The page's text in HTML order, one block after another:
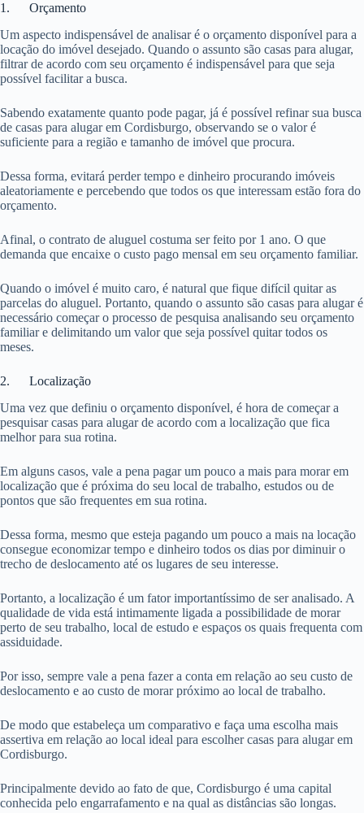
1. Orçamento
Um aspecto indispensável de analisar é o orçamento disponível para a
locação do imóvel desejado. Quando o assunto são casas para alugar,
filtrar de acordo com seu orçamento é indispensável para que seja
possível facilitar a busca.
Sabendo exatamente quanto pode pagar, já é possível refinar sua busca
de casas para alugar em Cordisburgo, observando se o valor é
suficiente para a região e tamanho de imóvel que procura.
Dessa forma, evitará perder tempo e dinheiro procurando imóveis
aleatoriamente e percebendo que todos os que interessam estão fora do
orçamento.
Afinal, o contrato de aluguel costuma ser feito por 1 ano. O que
demanda que encaixe o custo pago mensal em seu orçamento familiar.
Quando o imóvel é muito caro, é natural que fique difícil quitar as
parcelas do aluguel. Portanto, quando o assunto são casas para alugar é
necessário começar o processo de pesquisa analisando seu orçamento
familiar e delimitando um valor que seja possível quitar todos os
meses.
2. Localização
Uma vez que definiu o orçamento disponível, é hora de começar a
pesquisar casas para alugar de acordo com a localização que fica
melhor para sua rotina.
Em alguns casos, vale a pena pagar um pouco a mais para morar em
localização que é próxima do seu local de trabalho, estudos ou de
pontos que são frequentes em sua rotina.
Dessa forma, mesmo que esteja pagando um pouco a mais na locação
consegue economizar tempo e dinheiro todos os dias por diminuir o
trecho de deslocamento até os lugares de seu interesse.
Portanto, a localização é um fator importantíssimo de ser analisado. A
qualidade de vida está intimamente ligada a possibilidade de morar
perto de seu trabalho, local de estudo e espaços os quais frequenta com
assiduidade.
Por isso, sempre vale a pena fazer a conta em relação ao seu custo de
deslocamento e ao custo de morar próximo ao local de trabalho.
De modo que estabeleça um comparativo e faça uma escolha mais
assertiva em relação ao local ideal para escolher casas para alugar em
Cordisburgo.
Principalmente devido ao fato de que, Cordisburgo é uma capital
conhecida pelo engarrafamento e na qual as distâncias são longas.